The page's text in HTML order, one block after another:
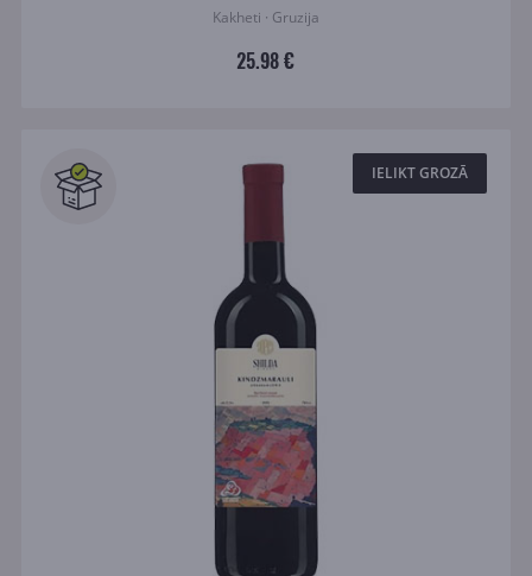
Kakheti · Gruzija
25.98 €
IELIKT GROZĀ